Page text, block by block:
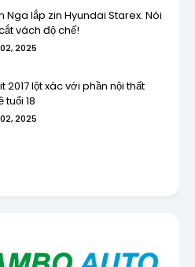
Nga lắp zin Hyundai Starex. Nói
vách độ chế!
2025
2017 lột xác với phần nội thất
tuổi 18
2025